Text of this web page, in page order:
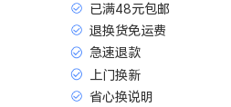
已满48元包邮
退换货免运费
急速退款
上门换新
省心换说明